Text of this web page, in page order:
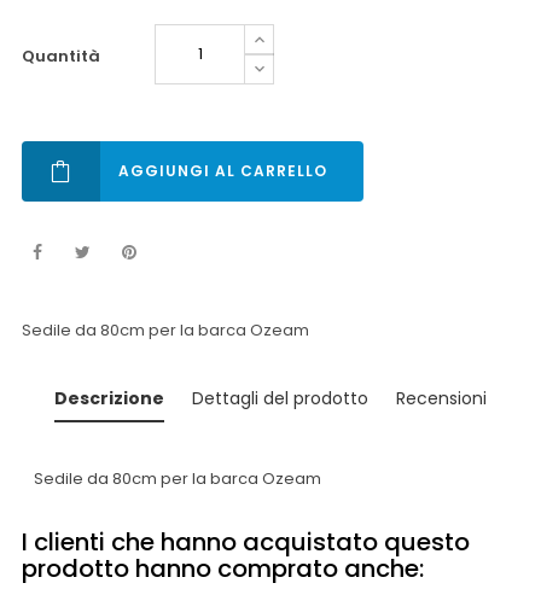
quantità
AGGIUNGI AL CARRELLO
Sedile da 80cm per la barca Ozeam
Descrizione Dettagli del prodotto Recensioni
Sedile da 80cm per la barca Ozeam
I clienti che hanno acquistato questo
prodotto hanno comprato anche: